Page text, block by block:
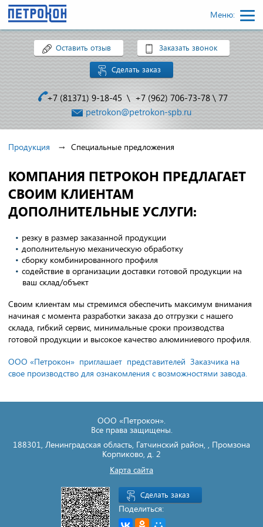
Меню:
Оставить отзыв Заказать звонок
Сделать заказ
+7 (81371) 9-18-45 \ +7 (962) 706-73-78 \ 77
petrokon@petrokon-spb.ru
Продукция Специальные предложения
КОМПАНИЯ ПЕТРОКОН ПРЕДЛАГАЕТ
СВОИМ КЛИЕНТАМ
ДОПОЛНИТЕЛЬНЫЕ УСЛУГИ:
резку в размер заказанной продукции
дополнительную механическую обработку
сборку комбинированного профиля
содействие в организации доставки готовой продукции на
ваш склад/объект
Своим клиентам мы стремимся обеспечить максимум внимания
начиная с момента разработки заказа до отгрузки с нашего
склада, гибкий сервис, минимальные сроки производства
готовой продукции и высокое качество алюминиевого профиля.
ООО «Петрокон» приглашает представителей Заказчика на
свое производство для ознакомления с возможностями завода.
ООО «Петрокон».
Все права защищены.
188301, Ленинградская область, Гатчинский район, , Промзона
Корпиково, д. 2
Карта сайта
Сделать заказ
Поделиться: